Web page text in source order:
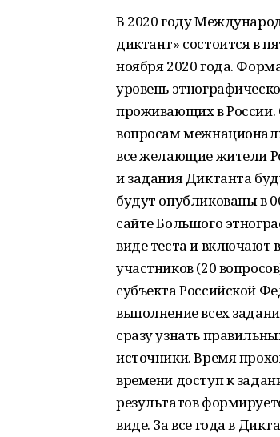
В 2020 году
диктант» состоится в
ноября 2020 года.
уровень
проживающих в России.
вопросам
все желающие жители
и задания Диктанта
будут опубликованы в
сайте Большого
виде теста и включают
участников (20
субъекта Российской
выполнение всех
сразу узнать
источники. Время
времени доступ к
результатов
виде. За все года в